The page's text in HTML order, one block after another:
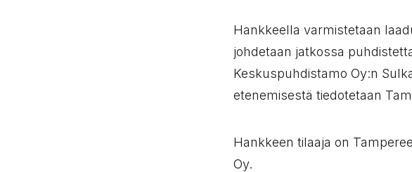
Hankkeella varmistetaan
johdetaan jatkossa
Keskuspuhdistamo Oy:n
etenemisestä tiedotetaan
Hankkeen tilaaja on
Oy.